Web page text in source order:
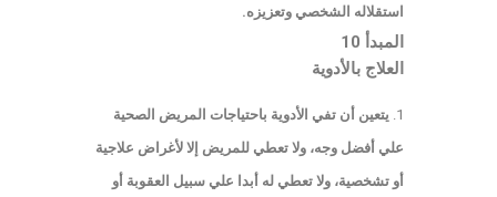
استقلاله الشخصي وتعزيزه.
المبدأ 10
العلاج بالأدوية
يتعين أن تفي الأدوية باحتياجات المريض الصحية
علي أفضل وجه، ولا تعطي للمريض إلا لأغراض علاجية
أو تشخصية، ولا تعطي له أبدا علي سبيل العقوبة أو